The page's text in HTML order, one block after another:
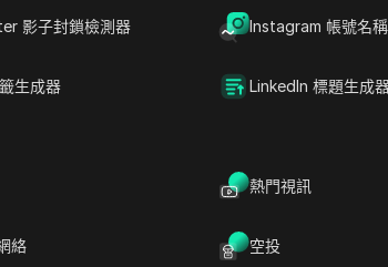
影子封鎖檢測器 Instagram 帳號名
生成器 LinkedIn 標題生成
熱門視訊
絡 空投
動化，使用戶能夠輕鬆設置活動和管理帳戶。
無需編碼的工作流程使得用戶能夠快速自動化
觀的介面，簡化了導航和任務執行。Dolphin